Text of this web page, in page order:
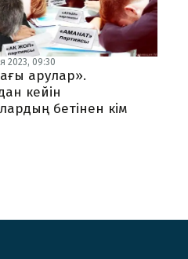
2023, 09:30
арулар».
кейін
бетінен кім